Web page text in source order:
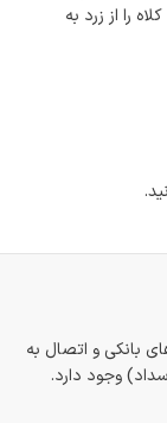
را از زرد به
بانکی و اتصال به
وجود دارد.